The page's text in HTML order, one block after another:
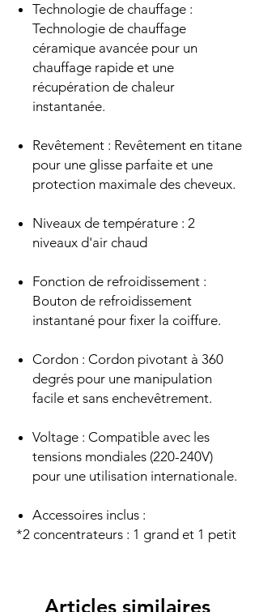
Technologie de chauffage :
Technologie de chauffage
céramique avancée pour un
chauffage rapide et une
récupération de chaleur
instantanée.
Revêtement : Revêtement en titane
pour une glisse parfaite et une
protection maximale des cheveux.
Niveaux de température : 2
niveaux d'air chaud
Fonction de refroidissement :
Bouton de refroidissement
instantané pour fixer la coiffure.
Cordon : Cordon pivotant à 360
degrés pour une manipulation
facile et sans enchevêtrement.
Voltage : Compatible avec les
tensions mondiales (220-240V)
pour une utilisation internationale.
Accessoires inclus :
*2 concentrateurs : 1 grand et 1 petit
Articles similaires